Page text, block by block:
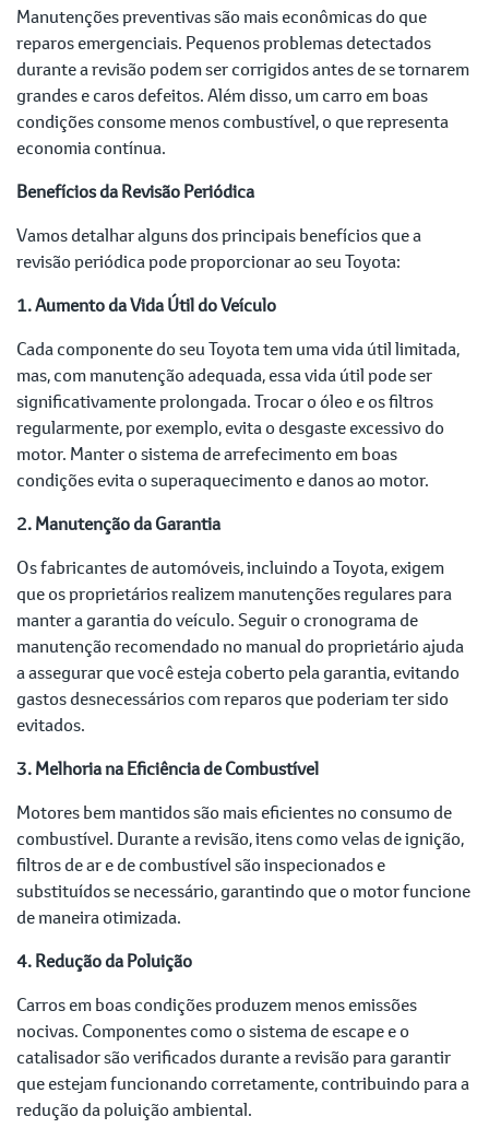
Manutenções preventivas são mais econômicas do que
reparos emergenciais. Pequenos problemas detectados
durante a revisão podem ser corrigidos antes de se tornarem
grandes e caros defeitos. Além disso, um carro em boas
condições consome menos combustível, o que representa
economia contínua.
Benefícios da Revisão Periódica
Vamos detalhar alguns dos principais benefícios que a
revisão periódica pode proporcionar ao seu Toyota:
1. Aumento da Vida Útil do Veículo
Cada componente do seu Toyota tem uma vida útil limitada,
mas, com manutenção adequada, essa vida útil pode ser
significativamente prolongada. Trocar o óleo e os filtros
regularmente, por exemplo, evita o desgaste excessivo do
motor. Manter o sistema de arrefecimento em boas
condições evita o superaquecimento e danos ao motor.
2. Manutenção da Garantia
Os fabricantes de automóveis, incluindo a Toyota, exigem
que os proprietários realizem manutenções regulares para
manter a garantia do veículo. Seguir o cronograma de
manutenção recomendado no manual do proprietário ajuda
a assegurar que você esteja coberto pela garantia, evitando
gastos desnecessários com reparos que poderiam ter sido
evitados.
3. Melhoria na Eficiência de Combustível
Motores bem mantidos são mais eficientes no consumo de
combustível. Durante a revisão, itens como velas de ignição,
filtros de ar e de combustível são inspecionados e
substituídos se necessário, garantindo que o motor funcione
de maneira otimizada.
4. Redução da Poluição
Carros em boas condições produzem menos emissões
nocivas. Componentes como o sistema de escape e o
catalisador são verificados durante a revisão para garantir
que estejam funcionando corretamente, contribuindo para a
redução da poluição ambiental.